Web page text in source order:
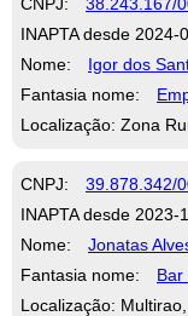
INAPTA desde 2024-
Nome:
Igor dos
Fantasia nome:
Localização: Zona
CNPJ: 39.878.342/
INAPTA desde 2023-
Nome:
Jonatas
Fantasia nome:
Bar
Localização: